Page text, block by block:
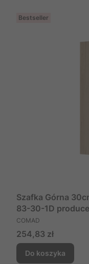
Bestseller
Szafka Górna
83-30-1D
PRODUCENT
COMAD
Cena
254,83 zł
Do koszyka